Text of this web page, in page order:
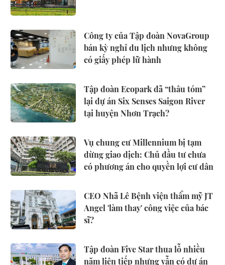
Công ty của Tập đoàn NovaGroup
bán kỳ nghỉ du lịch nhưng không
có giấy phép lữ hành
Tập đoàn Ecopark đã “thâu tóm”
lại dự án Six Senses Saigon River
tại huyện Nhơn Trạch?
Vụ chung cư Millennium bị tạm
dừng giao dịch: Chủ đầu tư chưa
có phương án cho quyền lợi cư dân
CEO Nhã Lê Bệnh viện thẩm mỹ JT
Angel 'làm thay' công việc của bác
sĩ?
Tập đoàn Five Star thua lỗ nhiều
năm liên tiếp nhưng vẫn có dự án